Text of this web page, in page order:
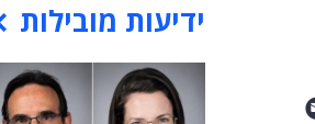
ידיעות מובילות